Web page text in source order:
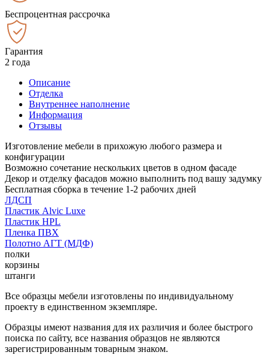
Беспроцентная рассрочка
Гарантия
2 года
Описание
Отделка
Внутреннее наполнение
Информация
Отзывы
Изготовление мебели в прихожую любого размера и
конфигурации
Возможно сочетание нескольких цветов в одном фасаде
Декор и отделку фасадов можно выполнить под вашу задумку
Бесплатная сборка в течение 1-2 рабочих дней
ЛДСП
Пластик Alvic Luxe
Пластик HPL
Пленка ПВХ
Полотно АГТ (МДФ)
полки
корзины
штанги
Все образцы мебели изготовлены по индивидуальному
проекту в единственном экземпляре.
Образцы имеют названия для их различия и более быстрого
поиска по сайту, все названия образцов не являются
зарегистрированным товарным знаком.